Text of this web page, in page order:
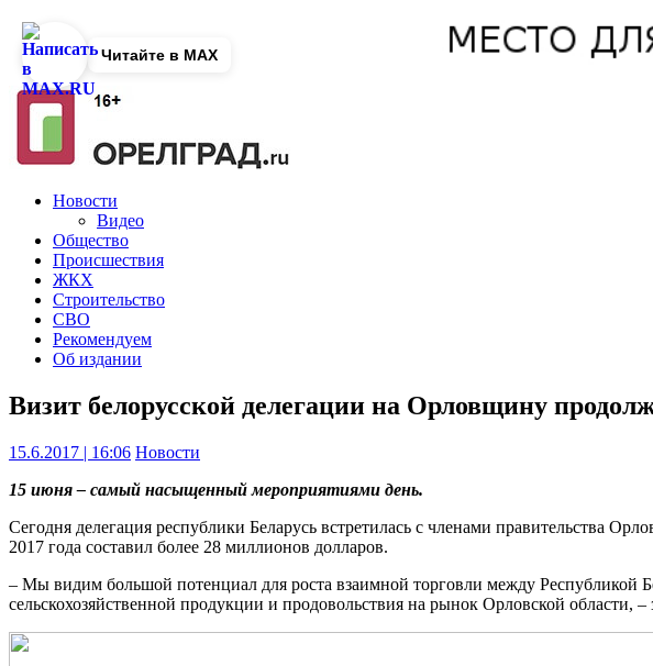
Новости
Видео
Общество
Происшествия
ЖКХ
Строительство
СВО
Рекомендуем
Об издании
Визит белорусской делегации на Орловщину
15.6.2017 | 16:06 Новости
15 июня – самый насыщенный мероприятиями день.
Сегодня делегация республики Беларусь встретилась с членами правительства
2017 года составил более 28 миллионов долларов.
– Мы видим большой потенциал для роста взаимной торговли между Республикой
сельскохозяйственной продукции и продовольствия на рынок Орловской области,
Читайте в MAX